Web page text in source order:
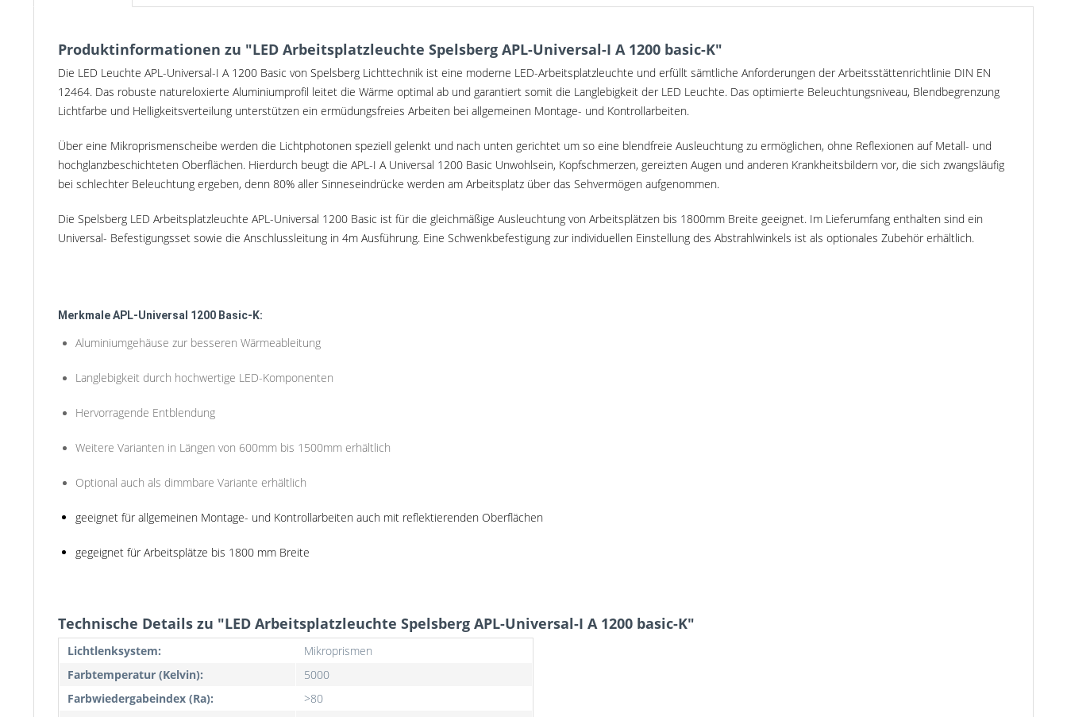
Produktinformationen zu "LED Arbeitsplatzleuchte Spelsberg APL-Universal-I A 1200 basic-K"
Die LED Leuchte APL-Universal-I A 1200 Basic von Spelsberg Lichttechnik ist eine moderne LED-Arbeitsplatzleuchte und erfüllt sämtliche Anforderungen der Arbeitsstättenrichtlinie DIN EN
12464. Das robuste natureloxierte Aluminiumprofil leitet die Wärme optimal ab und garantiert somit die Langlebigkeit der LED Leuchte. Das optimierte Beleuchtungsniveau, Blendbegrenzung
Lichtfarbe und Helligkeitsverteilung unterstützen ein ermüdungsfreies Arbeiten bei allgemeinen Montage- und Kontrollarbeiten.
Über eine Mikroprismenscheibe werden die Lichtphotonen speziell gelenkt und nach unten gerichtet um so eine blendfreie Ausleuchtung zu ermöglichen, ohne Reflexionen auf Metall- und
hochglanzbeschichteten Oberflächen. Hierdurch beugt die APL-I A Universal 1200 Basic Unwohlsein, Kopfschmerzen, gereizten Augen und anderen Krankheitsbildern vor, die sich zwangsläufig
bei schlechter Beleuchtung ergeben, denn 80% aller Sinneseindrücke werden am Arbeitsplatz über das Sehvermögen aufgenommen.
Die Spelsberg LED Arbeitsplatzleuchte APL-Universal 1200 Basic ist für die gleichmäßige Ausleuchtung von Arbeitsplätzen bis 1800mm Breite geeignet. Im Lieferumfang enthalten sind ein
Universal- Befestigungsset sowie die Anschlussleitung in 4m Ausführung. Eine Schwenkbefestigung zur individuellen Einstellung des Abstrahlwinkels ist als optionales Zubehör erhältlich.
Merkmale APL-Universal 1200 Basic-K:
Aluminiumgehäuse zur besseren Wärmeableitung
Langlebigkeit durch hochwertige LED-Komponenten
Hervorragende Entblendung
Weitere Varianten in Längen von 600mm bis 1500mm erhältlich
Optional auch als dimmbare Variante erhältlich
geeignet für allgemeinen Montage- und Kontrollarbeiten auch mit reflektierenden Oberflächen
gegeignet für Arbeitsplätze bis 1800 mm Breite
Technische Details zu "LED Arbeitsplatzleuchte Spelsberg APL-Universal-I A 1200 basic-K"
Lichtlenksystem:
Mikroprismen
Farbtemperatur (Kelvin):
5000
Farbwiedergabeindex (Ra):
>80